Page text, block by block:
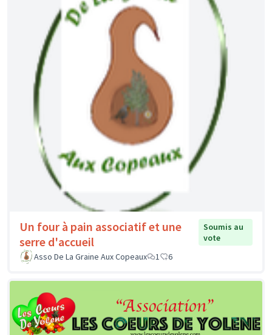
Un four à pain associatif et une
serre d'accueil
Soumis au
vote
Asso De La Graine Aux Copeaux
1 6